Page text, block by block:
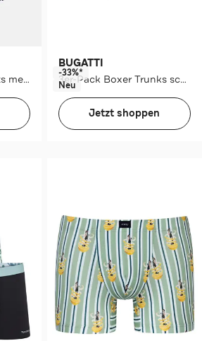
2er-Pack Boxer Shorts mehrfarbig
BUGATTI
3er-Pack Boxer Trunks schwarz
-33%*
Neu
Jetzt shoppen